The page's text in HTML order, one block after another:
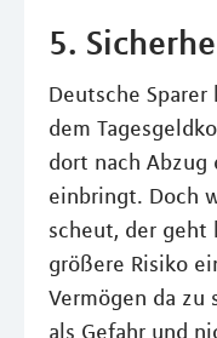
5.
Deutsche
dem
dort nach
einbringt. Doch
scheut, der geht
größere Risiko
Vermögen da zu
als Gefahr und